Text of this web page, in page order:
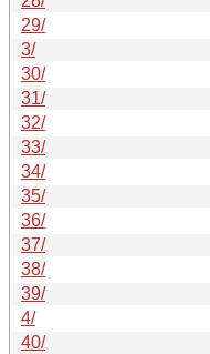
29/
3/
30/
31/
32/
33/
34/
35/
36/
37/
38/
39/
4/
40/